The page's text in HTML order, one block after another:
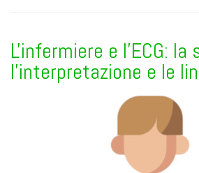
L'infermiere e l'ECG: la
l'interpretazione e le